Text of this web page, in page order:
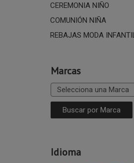
CEREMONIA NIÑO
COMUNIÓN NIÑA
REBAJAS MODA INFANTIL
Marcas
Idioma